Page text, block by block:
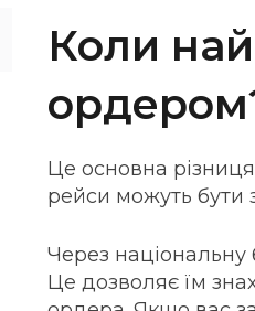
Коли
Це основна
рейси можуть бути
Через національну
Це дозволяє їм